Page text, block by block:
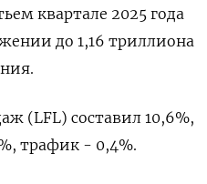
квартале 2025 года
до 1,16 триллиона
(LFL) составил 10,6%,
трафик - 0,4%.